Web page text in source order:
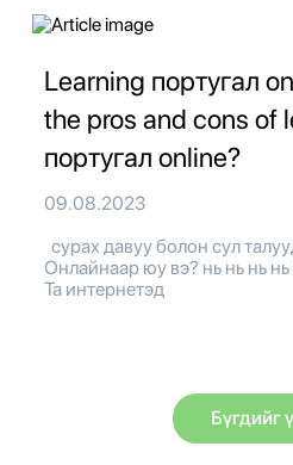
Learning португал
the pros and cons of
португал online?
09.08.2023
сурах давуу болон сул
Онлайнаар юу вэ? нь нь нь
Та интернетэд
Бүгдийг